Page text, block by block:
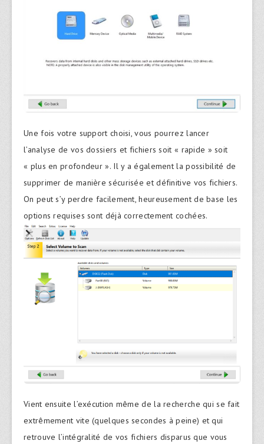
Une fois votre support choisi, vous pourrez lancer
l’analyse de vos dossiers et fichiers soit « rapide » soit
« plus en profondeur ». Il y a également la possibilité de
supprimer de manière sécurisée et définitive vos fichiers.
On peut s’y perdre facilement, heureusement de base les
options requises sont déjà correctement cochées.
Vient ensuite l’exécution même de la recherche qui se fait
extrêmement vite (quelques secondes à peine) et qui
retrouve l’intégralité de vos fichiers disparus que vous